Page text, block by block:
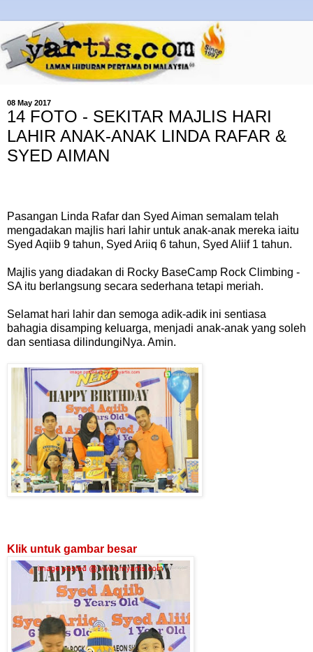
08 May 2017
14 FOTO - SEKITAR MAJLIS HARI
LAHIR ANAK-ANAK LINDA RAFAR &
SYED AIMAN
Pasangan Linda Rafar dan Syed Aiman semalam telah
mengadakan majlis hari lahir untuk anak-anak mereka iaitu
Syed Aqiib 9 tahun, Syed Ariiq 6 tahun, Syed Aliif 1 tahun.
Majlis yang diadakan di Rocky BaseCamp Rock Climbing -
SA itu berlangsung secara sederhana tetapi meriah.
Selamat hari lahir dan semoga adik-adik ini sentiasa
bahagia disamping keluarga, menjadi anak-anak yang soleh
dan sentiasa dilindungiNya. Amin.
Klik untuk gambar besar